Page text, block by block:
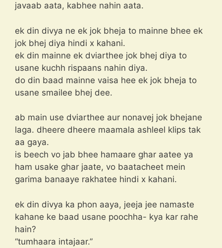
javaab aata, kabhee nahin aata.
ek din divya ne ek jok bheja to mainne bhee ek
jok bhej diya hindi x kahani.
ek din mainne ek dviarthee jok bhej diya to
usane kuchh rispaans nahin diya.
do din baad mainne vaisa hee ek jok bheja to
usane smailee bhej dee.
ab main use dviarthee aur nonavej jok bhejane
laga. dheere dheere maamala ashleel klips tak
aa gaya.
is beech vo jab bhee hamaare ghar aatee ya
ham usake ghar jaate, vo baatacheet mein
garima banaaye rakhatee hindi x kahani.
ek din divya ka phon aaya, jeeja jee namaste
kahane ke baad usane poochha- kya kar rahe
hain?
“tumhaara intajaar.”